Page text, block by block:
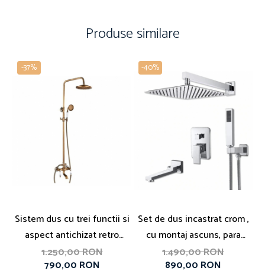
Produse similare
-37%
Sistem dus cu trei functii si
aspect antichizat retro
Como
1.250,00 RON
790,00 RON
-40%
Set de dus incastrat crom ,
cu montaj ascuns, para
patrata 30 cm, 3 functii
1.490,00 RON
890,00 RON